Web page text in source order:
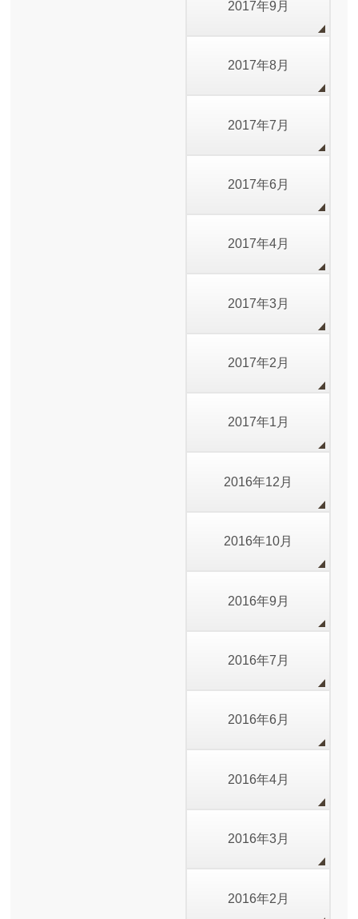
2017年9月
2017年8月
2017年7月
2017年6月
2017年4月
2017年3月
2017年2月
2017年1月
2016年12月
2016年10月
2016年9月
2016年7月
2016年6月
2016年4月
2016年3月
2016年2月